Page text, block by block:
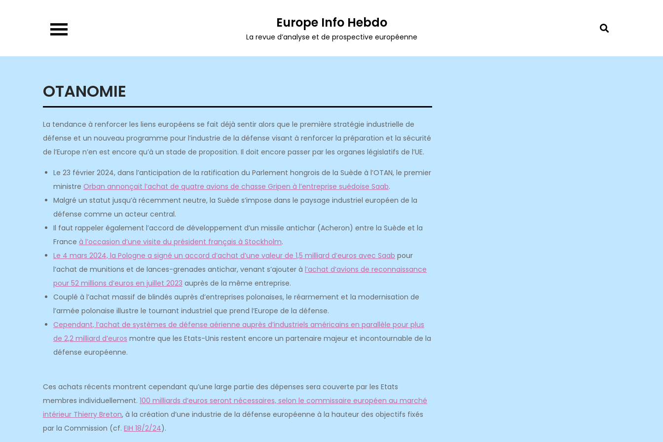
Europe Info Hebdo
La revue d’analyse et de prospective européenne
OTANOMIE
La tendance à renforcer les liens européens se fait déjà sentir alors que le première stratégie industrielle de
défense et un nouveau programme pour l’industrie de la défense visant à renforcer la préparation et la sécurité
de l’Europe n’en est encore qu’à un stade de proposition. Il doit encore passer par les organes législatifs de l’UE.
Le 23 février 2024, dans l’anticipation de la ratification du Parlement hongrois de la Suède à l’OTAN, le premier
ministre Orban annonçait l’achat de quatre avions de chasse Gripen à l’entreprise suédoise Saab.
Malgré un statut jusqu’à récemment neutre, la Suède s’impose dans le paysage industriel européen de la
défense comme un acteur central.
Il faut rappeler également l’accord de développement d’un missile antichar (Acheron) entre la Suède et la
France à l’occasion d’une visite du président français à Stockholm.
Le 4 mars 2024, la Pologne a signé un accord d’achat d’une valeur de 1,5 milliard d’euros avec Saab pour
l’achat de munitions et de lances-grenades antichar, venant s’ajouter à l’achat d’avions de reconnaissance
pour 52 millions d’euros en juillet 2023 auprès de la même entreprise.
Couplé à l’achat massif de blindés auprès d’entreprises polonaises, le réarmement et la modernisation de
l’armée polonaise illustre le tournant industriel que prend l’Europe de la défense.
Cependant, l’achat de systèmes de défense aérienne auprès d’industriels américains en parallèle pour plus
de 2,2 milliard d’euros montre que les Etats-Unis restent encore un partenaire majeur et incontournable de la
défense européenne.
Ces achats récents montrent cependant qu’une large partie des dépenses sera couverte par les Etats
membres individuellement. 100 milliards d’euros seront nécessaires, selon le commissaire européen au marché
intérieur Thierry Breton, à la création d’une industrie de la défense européenne à la hauteur des objectifs fixés
par la Commission (cf. EIH 18/2/24).